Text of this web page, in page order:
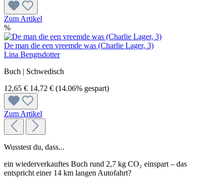
Zum Artikel
%
De man die een vreemde was (Charlie Lager, 3)
Lina Bengtsdotter
Buch | Schwedisch
12,65 € 14,72 € (14.06% gespart)
Zum Artikel
Wusstest du, dass...
ein wiederverkauftes Buch rund 2,7 kg CO₂ einspart – das
entspricht einer 14 km langen Autofahrt?